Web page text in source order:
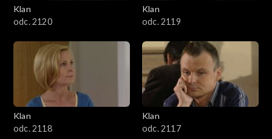
Klan
odc. 2120
Klan
odc. 2119
Klan
odc. 2118
Klan
odc. 2117